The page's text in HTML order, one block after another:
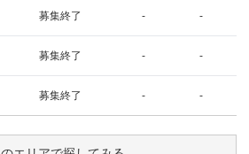
募集終了 - -
募集終了 - -
募集終了 - -